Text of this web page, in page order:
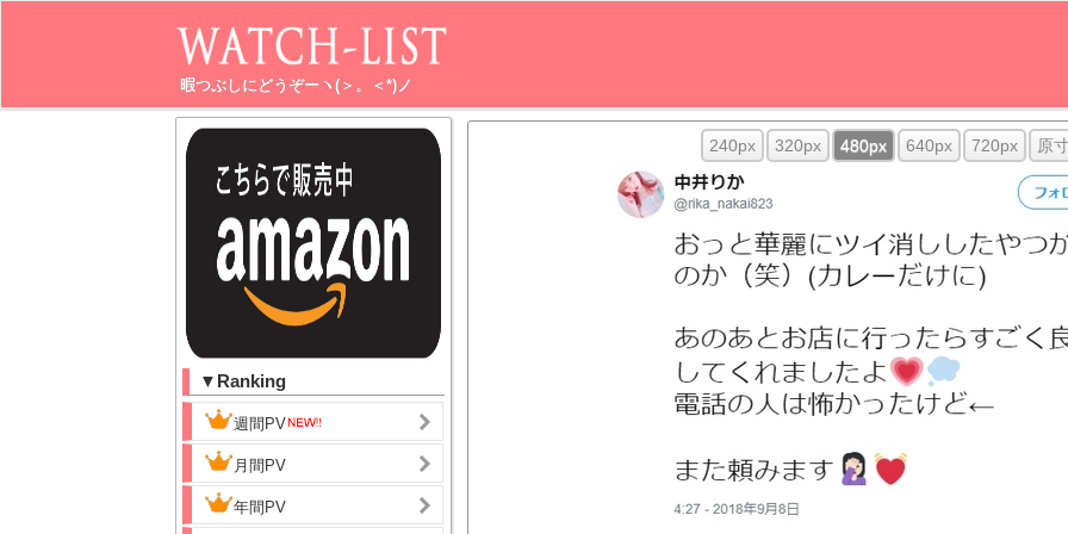
暇つぶしにどうぞーヽ(＞。＜*)ノ
▼Ranking
週間PV
月間PV
年間PV
240px 320px 480px 640px 720px 原